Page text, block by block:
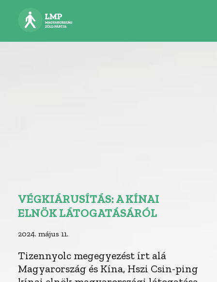
VÉGKIÁRUSÍTÁS: A KÍNAI
ELNÖK LÁTOGATÁSÁRÓL
2024. május 11.
Tizennyolc megegyezést írt alá
Magyarország és Kína, Hszi Csin-ping